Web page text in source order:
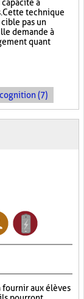
à
Cette technique
pas un
demande à
quant
(7)
fournir aux élèves